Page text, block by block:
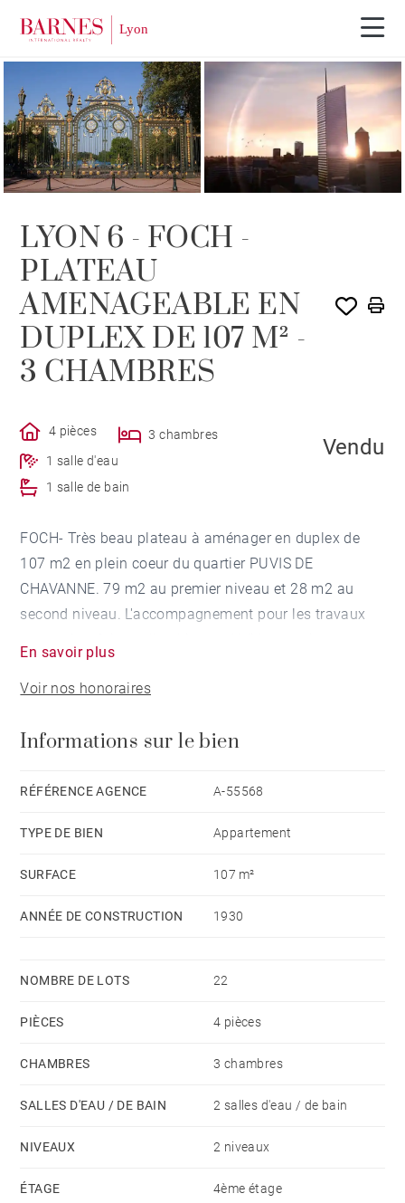
VENDU PAR BARNES
LYON 6 - FOCH -
PLATEAU
AMENAGEABLE EN
DUPLEX DE 107 M² -
3 CHAMBRES
4 pièces
3 chambres
1 salle d'eau
1 salle de bain
Vendu
FOCH- Très beau plateau à aménager en duplex de
107 m2 en plein coeur du quartier PUVIS DE
CHAVANNE. 79 m2 au premier niveau et 28 m2 au
second niveau. L'accompagnement pour les travaux
l'acquéreur. Larges ouvertures. Beaux volumes. Une
place de stationnement est réservée à 500 mètres et
charge vendeur. Pour tout conseil en immobilier de
Barnes Lyon / 04 78 15 90 90/ www.barnes-lyon.com
dans la copropriété: 22 - Montant moyen de la quote-
part de charges courantes 899.92 €/an
En savoir plus
Voir nos honoraires
Informations sur le bien
RÉFÉRENCE AGENCE A-55568
TYPE DE BIEN Appartement
SURFACE 107 m²
ANNÉE DE CONSTRUCTION 1930
NOMBRE DE LOTS 22
PIÈCES 4 pièces
CHAMBRES 3 chambres
SALLES D'EAU / DE BAIN 2 salles d'eau / de bain
NIVEAUX 2 niveaux
ÉTAGE 4ème étage